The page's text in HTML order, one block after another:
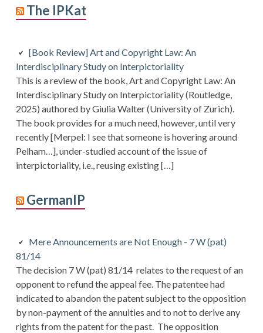
The IPKat
[Book Review] Art and Copyright Law: An
Interdisciplinary Study on Interpictoriality
This is a review of the book, Art and Copyright Law: An
Interdisciplinary Study on Interpictoriality (Routledge,
2025) authored by Giulia Walter (University of Zurich).
The book provides for a much need, however, until very
recently [Merpel: I see that someone is hovering around
Pelham…], under-studied account of the issue of
interpictoriality, i.e., reusing existing […]
GermanIP
Mere Announcements are Not Enough - 7 W (pat)
81/14
The decision 7 W (pat) 81/14 relates to the request of an
opponent to refund the appeal fee. The patentee had
indicated to abandon the patent subject to the opposition
by non-payment of the annuities and to not to derive any
rights from the patent for the past. The opposition